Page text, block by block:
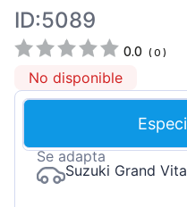
ID:5089
0.0 (0 )
No disponible
Se adapta
Suzuki Grand